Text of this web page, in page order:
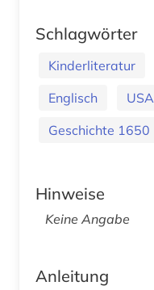
Schlagwörter
Kinderliteratur
Englisch
USA
Geschichte 1650
Hinweise
Keine Angabe
Anleitung